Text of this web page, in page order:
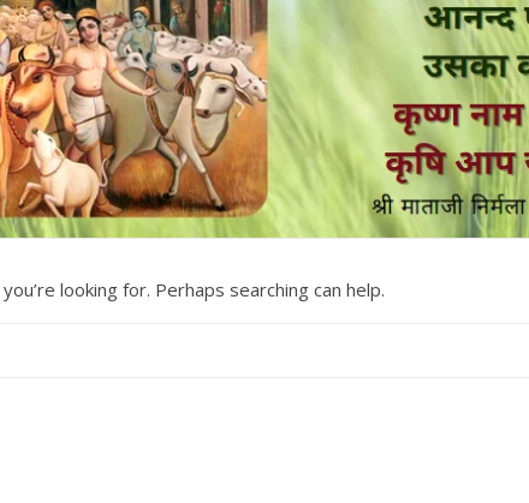
looking for. Perhaps searching can help.